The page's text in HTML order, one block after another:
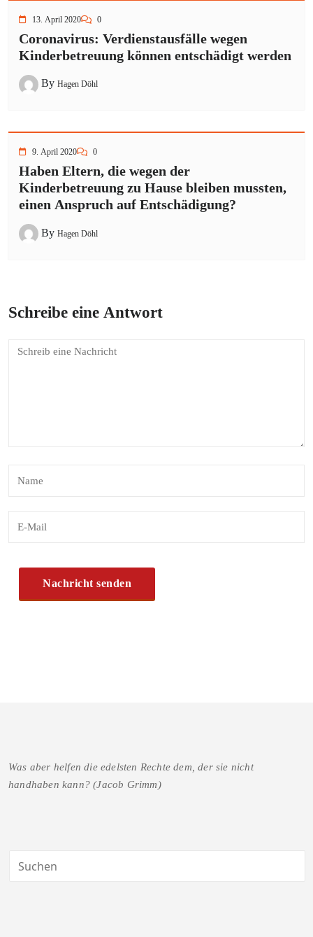
13. April 2020 0
Coronavirus: Verdienstausfälle wegen
Kinderbetreuung können entschädigt werden
By Hagen Döhl
9. April 2020 0
Haben Eltern, die wegen der
Kinderbetreuung zu Hause bleiben mussten,
einen Anspruch auf Entschädigung?
By Hagen Döhl
Schreibe eine Antwort
Was aber helfen die edelsten Rechte dem, der sie nicht
handhaben kann? (Jacob Grimm)